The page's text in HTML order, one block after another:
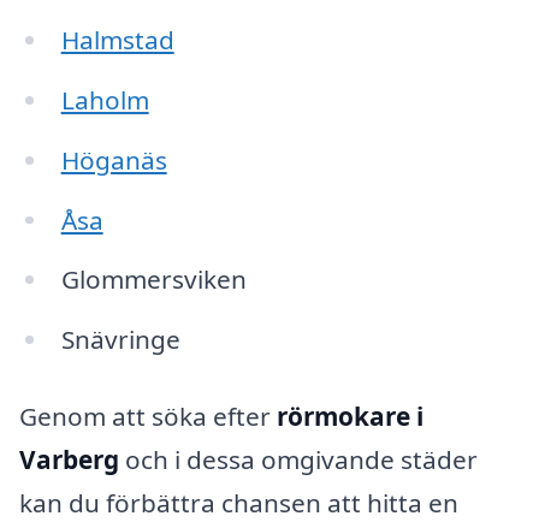
Halmstad
Laholm
Höganäs
Åsa
Glommersviken
Snävringe
Genom att söka efter rörmokare i
Varberg och i dessa omgivande städer
kan du förbättra chansen att hitta en